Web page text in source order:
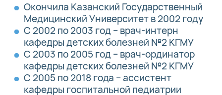
Окончила Казанский Государственный
Медицинский Университет в 2002 году
С 2002 по 2003 год – врач-интерн
кафедры детских болезней №2 КГМУ
С 2003 по 2005 год – врач-ординатор
кафедры детских болезней №2 КГМУ
С 2005 по 2018 года – ассистент
кафедры госпитальной педиатрии